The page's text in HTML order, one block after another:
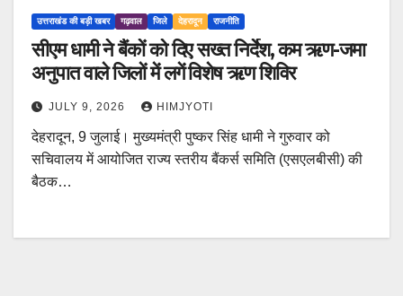
उत्तराखंड की बड़ी खबर गढ़वाल जिले देहरादून राजनीति
सीएम धामी ने बैंकों को दिए सख्त निर्देश, कम ऋण-जमा
अनुपात वाले जिलों में लगें विशेष ऋण शिविर
JULY 9, 2026 HIMJYOTI
देहरादून, 9 जुलाई। मुख्यमंत्री पुष्कर सिंह धामी ने गुरुवार को
सचिवालय में आयोजित राज्य स्तरीय बैंकर्स समिति (एसएलबीसी) की
बैठक…